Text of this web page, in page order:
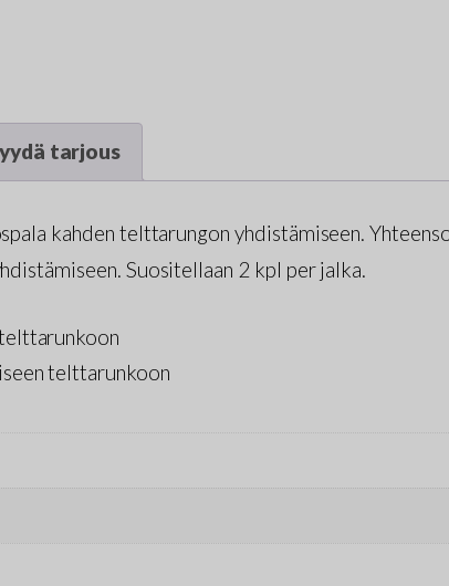
tarjous
kahden telttarungon yhdistämiseen.
Suositellaan 2 kpl per jalka.
telttarunkoon